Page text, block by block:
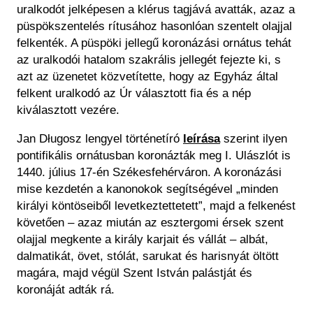
uralkodót jelképesen a klérus tagjává avatták, azaz a
püspökszentelés rítusához hasonlóan szentelt olajjal
felkenték. A püspöki jellegű koronázási ornátus tehát
az uralkodói hatalom szakrális jellegét fejezte ki, s
azt az üzenetet közvetítette, hogy az Egyház által
felkent uralkodó az Úr választott fia és a nép
kiválasztott vezére.
Jan Długosz lengyel történetíró leírásaszerint ilyen
pontifikális ornátusban koronázták meg I. Ulászlót is
1440. július 17-én Székesfehérváron. A koronázási
mise kezdetén a kanonokok segítségével „minden
királyi köntöseiből levetkeztettetett”, majd a felkenést
követően – azaz miután az esztergomi érsek szent
olajjal megkente a király karjait és vállát – albát,
dalmatikát, övet, stólát, sarukat és harisnyát öltött
magára, majd végül Szent István palástját és
koronáját adták rá.